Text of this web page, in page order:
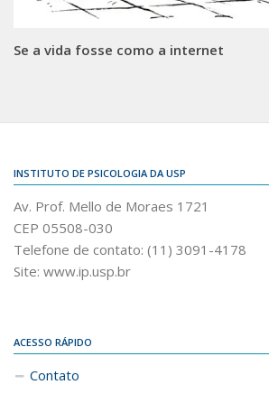
Se a vida fosse como a internet
INSTITUTO DE PSICOLOGIA DA USP
Av. Prof. Mello de Moraes 1721
CEP 05508-030
Telefone de contato: (11) 3091-4178
Site: www.ip.usp.br
ACESSO RÁPIDO
Contato